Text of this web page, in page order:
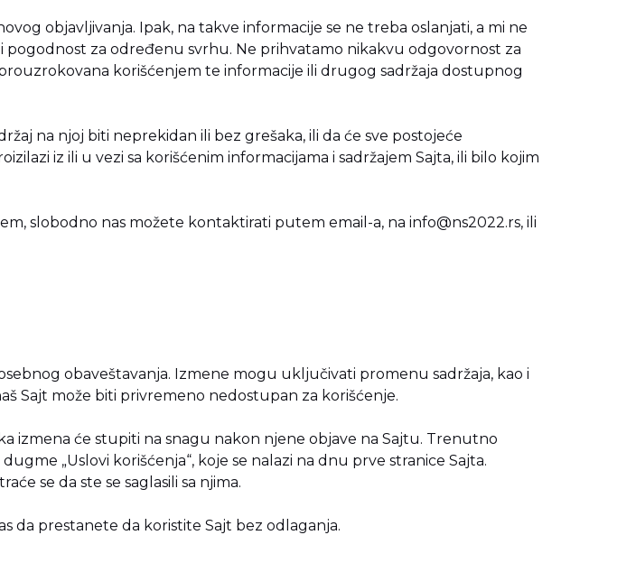
objavljivanja. Ipak, na takve informacije se ne treba oslanjati, a mi ne
za određenu svrhu. Ne prihvatamo nikakvu odgovornost za
korišćenjem te informacije ili drugog sadržaja dostupnog
na njoj biti neprekidan ili bez grešaka, ili da će sve postojeće
iz ili u vezi sa korišćenim informacijama i sadržajem Sajta, ili bilo kojim
slobodno nas možete kontaktirati putem email-a, na info@ns2022.rs, ili
obaveštavanja. Izmene mogu uključivati promenu sadržaja, kao i
Sajt može biti privremeno nedostupan za korišćenje.
izmena će stupiti na snagu nakon njene objave na Sajtu. Trenutno
„Uslovi korišćenja“, koje se nalazi na dnu prve stranice Sajta.
se da ste se saglasili sa njima.
da prestanete da koristite Sajt bez odlaganja.